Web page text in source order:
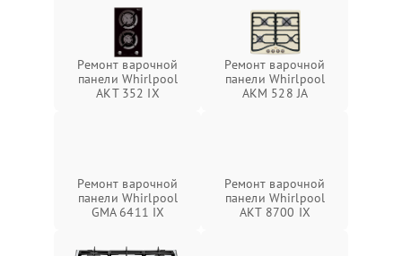
Ремонт варочной
панели Whirlpool
AKT 352 IX
Ремонт варочной
панели Whirlpool
AKM 528 JA
Ремонт варочной
панели Whirlpool
GMA 6411 IX
Ремонт варочной
панели Whirlpool
AKT 8700 IX